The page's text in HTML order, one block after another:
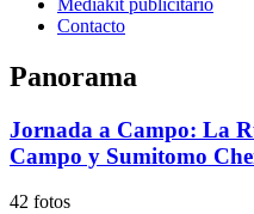
Contacto
Panorama
Jornada a Campo: La
Campo y Sumitomo
42 fotos